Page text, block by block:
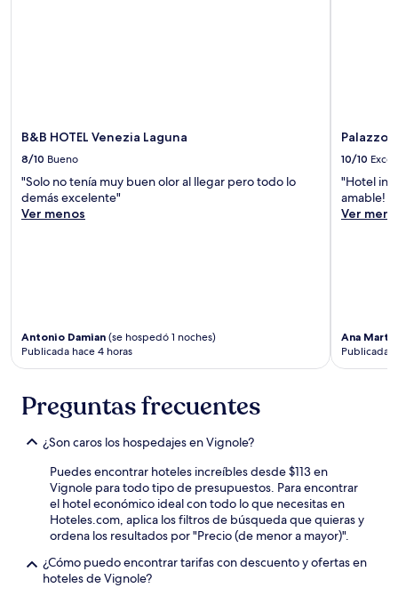
están
sujetos
cambios.
Aplican
términos
adicionales.
B&B HOTEL Venezia Laguna
8/10 Bueno
"Solo no tenía muy buen olor al llegar pero todo lo
demás excelente"
Ver menos
Antonio Damian (se hospedó 1 noches)
Publicada hace 4 horas
Palazzo
10/10
"Hotel
amable!
Ver
Ana
Publicada
Preguntas frecuentes
¿Son caros los hospedajes en Vignole?
Puedes encontrar hoteles increíbles desde $113 en
Vignole para todo tipo de presupuestos. Para encontrar
el hotel económico ideal con todo lo que necesitas en
Hoteles.com, aplica los filtros de búsqueda que quieras y
ordena los resultados por "Precio (de menor a mayor)".
¿Cómo puedo encontrar tarifas con descuento y ofertas en
hoteles de Vignole?